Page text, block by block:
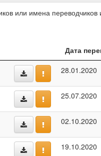
или имена
Дата
28.01.2020
25.07.2020
02.10.2020
19.10.2020